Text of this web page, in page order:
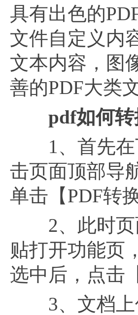
具有出色的
文件自定义内
文本内容，图
善的PDF大类
pdf如何转
1、首先在
击页面顶部导
单击【PDF转
2、此时页
贴打开功能页
选中后，点击
3、文档上